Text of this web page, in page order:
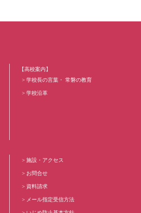
【高校案内】
学校長の言葉・ 常磐の教育
学校沿革
施設・アクセス
お問合せ
資料請求
メール指定受信方法